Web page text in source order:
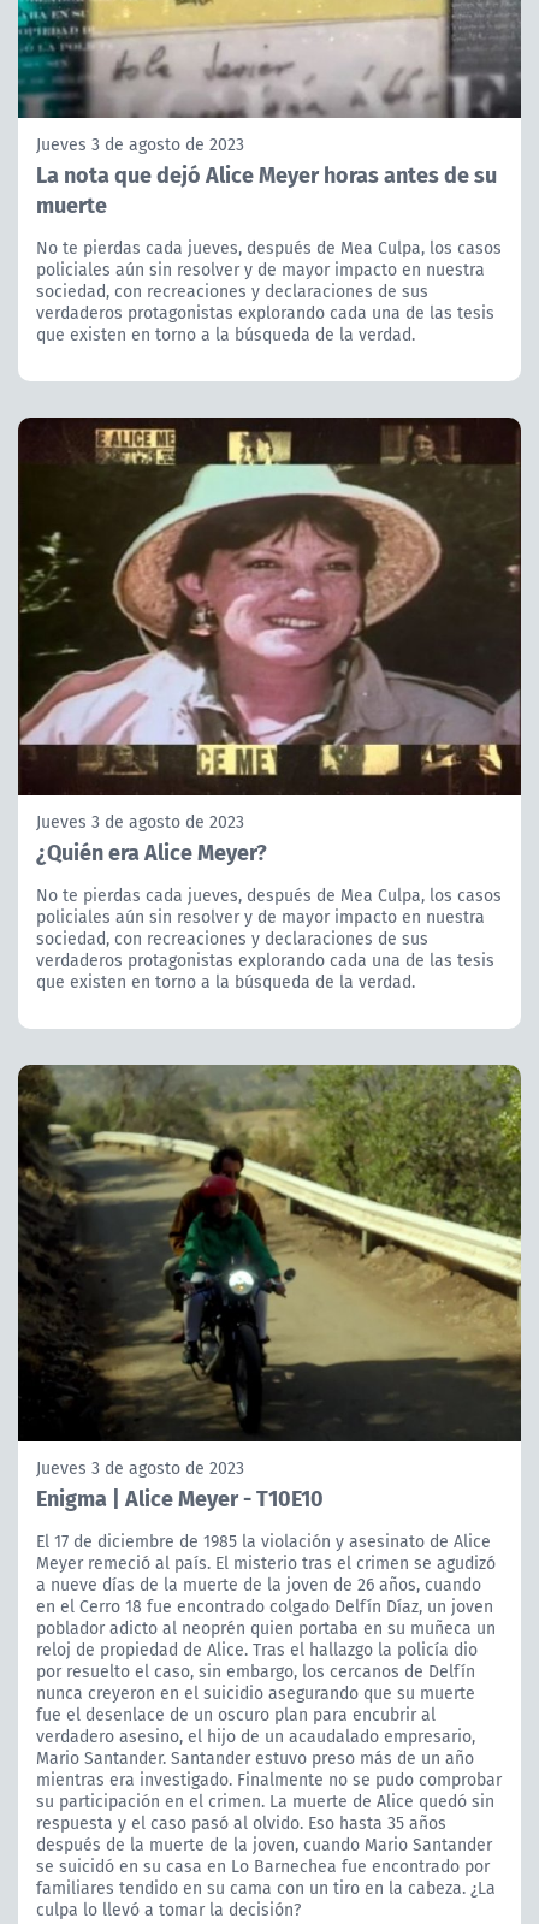
Jueves 3 de agosto de 2023
La nota que dejó Alice Meyer horas antes de su
muerte
No te pierdas cada jueves, después de Mea Culpa, los casos
policiales aún sin resolver y de mayor impacto en nuestra
sociedad, con recreaciones y declaraciones de sus
verdaderos protagonistas explorando cada una de las tesis
que existen en torno a la búsqueda de la verdad.
Jueves 3 de agosto de 2023
¿Quién era Alice Meyer?
No te pierdas cada jueves, después de Mea Culpa, los casos
policiales aún sin resolver y de mayor impacto en nuestra
sociedad, con recreaciones y declaraciones de sus
verdaderos protagonistas explorando cada una de las tesis
que existen en torno a la búsqueda de la verdad.
Jueves 3 de agosto de 2023
Enigma | Alice Meyer - T10E10
El 17 de diciembre de 1985 la violación y asesinato de Alice
Meyer remeció al país. El misterio tras el crimen se agudizó
a nueve días de la muerte de la joven de 26 años, cuando
en el Cerro 18 fue encontrado colgado Delfín Díaz, un joven
poblador adicto al neoprén quien portaba en su muñeca un
reloj de propiedad de Alice. Tras el hallazgo la policía dio
por resuelto el caso, sin embargo, los cercanos de Delfín
nunca creyeron en el suicidio asegurando que su muerte
fue el desenlace de un oscuro plan para encubrir al
verdadero asesino, el hijo de un acaudalado empresario,
Mario Santander. Santander estuvo preso más de un año
mientras era investigado. Finalmente no se pudo comprobar
su participación en el crimen. La muerte de Alice quedó sin
respuesta y el caso pasó al olvido. Eso hasta 35 años
después de la muerte de la joven, cuando Mario Santander
se suicidó en su casa en Lo Barnechea fue encontrado por
familiares tendido en su cama con un tiro en la cabeza. ¿La
culpa lo llevó a tomar la decisión?